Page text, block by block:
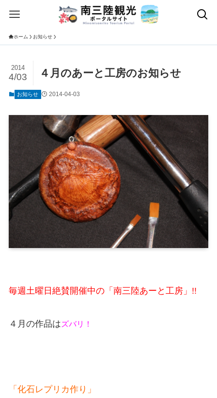
ホーム お知らせ
４月のあーと工房のお知らせ
2014
4/03
お知らせ 2014-04-03
毎週土曜日絶賛開催中の「南三陸あーと工房」!!
４月の作品はズバリ！
「化石レプリカ作り」